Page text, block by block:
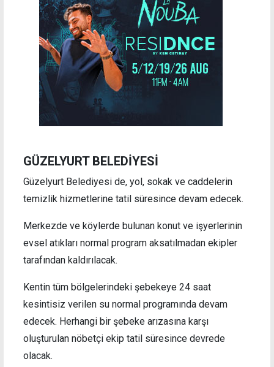
GÜZELYURT BELEDİYESİ
Güzelyurt Belediyesi de, yol, sokak ve caddelerin
temizlik hizmetlerine tatil süresince devam edecek.
Merkezde ve köylerde bulunan konut ve işyerlerinin
evsel atıkları normal program aksatılmadan ekipler
tarafından kaldırılacak.
Kentin tüm bölgelerindeki şebekeye 24 saat
kesintisiz verilen su normal programında devam
edecek. Herhangi bir şebeke arızasına karşı
oluşturulan nöbetçi ekip tatil süresince devrede
olacak.